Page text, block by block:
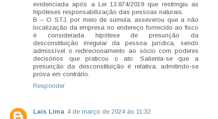
evidenciada após a Lei 13.874/2019 que restringiu as
hipóteses responsabilização das pessoas naturais.
B – O STJ, por meio de súmula, asseverou que a não
localização da empresa no endereço fornecido ao fisco
é considerada hipótese de presunção da
desconstituição irregular da pessoa jurídica, sendo
admissível o redirecionamento ao sócio com poderes
decisórios que praticou o ato. Salienta-se que a
presunção da desconstituição é relativa, admitindo-se
prova em contrário.
Responder
Laís Lima 4 de março de 2024 às 11:32